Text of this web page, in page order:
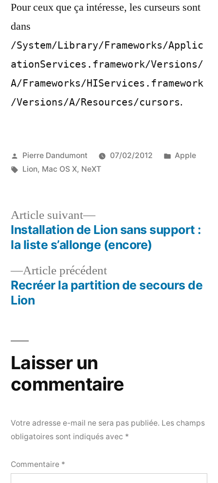
Pour ceux que ça intéresse, les curseurs sont
dans
/System/Library/Frameworks/Applic
ationServices.framework/Versions/
A/Frameworks/HIServices.framework
/Versions/A/Resources/cursors.
Publié
par
Pierre Dandumont 07/02/2012
Publié
Apple
Étiquettes :
Lion, Mac OS X, NeXT
Navigation
l’article
Article précédentArticle
précédent :
Recréer la partition de secours de
Lion
Article suivant
Article
suivant :
Installation de Lion sans support :
la liste s’allonge (encore)
Laisser un
commentaire
Votre adresse e-mail ne sera pas publiée. Les champs
obligatoires sont indiqués avec *
Commentaire *